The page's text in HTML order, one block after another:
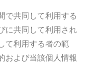
で共同して利用する
に共同して利用され
て利用する者の範
および当該個人情報